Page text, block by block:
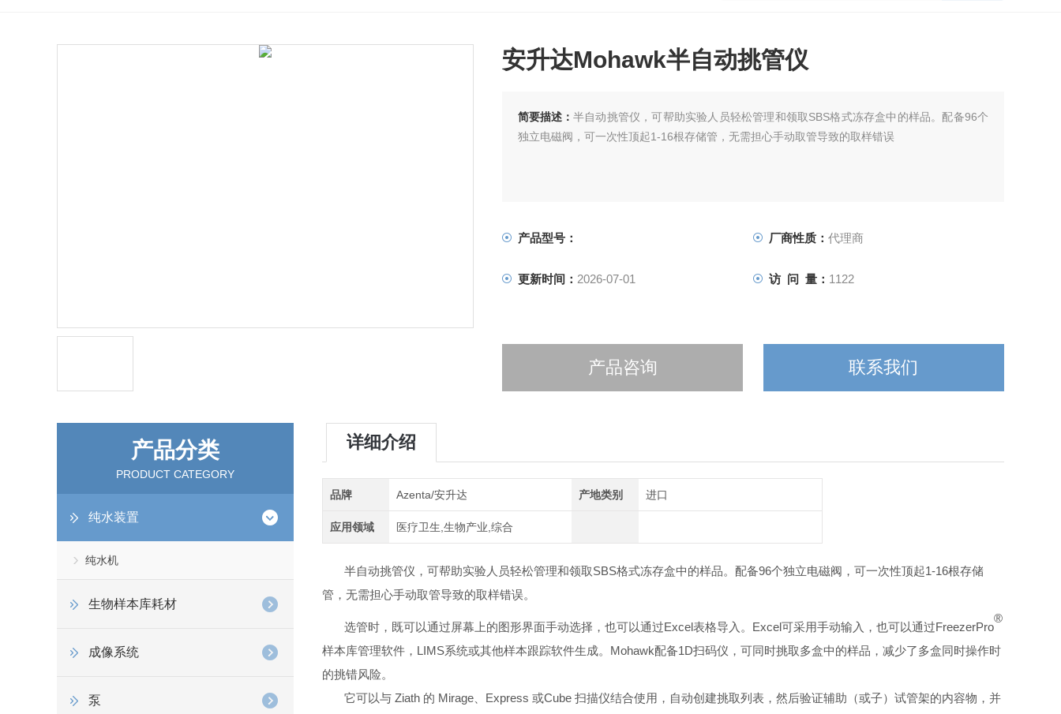
安升达Mohawk半自动挑管仪
简要描述： 半自动挑管仪，可帮助实验人员轻松管理和领取SBS格式冻存盒中的样品。配备96个
独立电磁阀，可一次性顶起1-16根存储管，无需担心手动取管导致的取样错误
产品型号： 厂商性质： 代理商
更新时间： 2026-07-01 访 问 量： 1122
产品咨询 联系我们
产品分类
PRODUCT CATEGORY
纯水装置
纯水机
生物样本库耗材
成像系统
泵
详细介绍
品牌 Azenta/安升达 产地类别 进口
应用领域 医疗卫生,生物产业,综合
半自动挑管仪，可帮助实验人员轻松管理和领取SBS格式冻存盒中的样品。配备96个独立电磁阀，可一次性顶起1-16根存储
管，无需担心手动取管导致的取样错误。
选管时，既可以通过屏幕上的图形界面手动选择，也可以通过Excel表格导入。Excel可采用手动输入，也可以通过FreezerPro
®
样本库管理软件， LIMS系统或其他样本跟踪软件生成。Mohawk配备1D扫码仪，可同时挑取多盒中的样品，减少了多盒同时操作时
的挑错风险。
它可以与 Ziath 的 Mirage、Express 或Cube 扫描仪结合使用，自动创建挑取列表，然后验证辅助（或子）试管架的内容物，并